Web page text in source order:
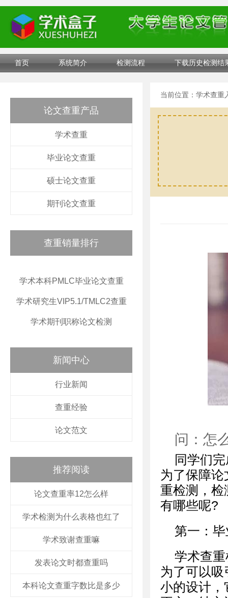
首页 系统简介 检测流程 下载历史检测结
论文查重产品
学术查重
毕业论文查重
硕士论文查重
期刊论文查重
查重销量排行
学术本科PMLC毕业论文查重
学术研究生VIP5.1/TMLC2查重
学术期刊职称论文检测
新闻中心
行业新闻
查重经验
论文范文
推荐阅读
论文查重率12怎么样
学术检测为什么表格也红了
学术致谢查重嘛
发表论文时都查重吗
本科论文查重字数比是多少
当前位置： 学术查重
问：怎
同学们
为了保障
重检测，检
有哪些呢?
第一：
学术查
为了可以
小的设计，